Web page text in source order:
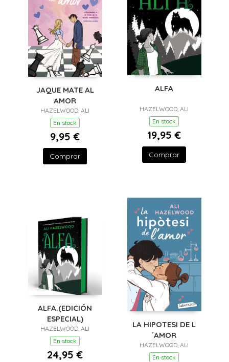
JAQUE MATE AL
AMOR
HAZELWOOD, ALI
En stock
9,95 €
Comprar
ALFA
HAZELWOOD, ALI
En stock
19,95 €
Comprar
ALFA.(EDICIÓN
ESPECIAL)
HAZELWOOD, ALI
En stock
24,95 €
LA HIPOTESI DE L
´AMOR
HAZELWOOD, ALI
En stock